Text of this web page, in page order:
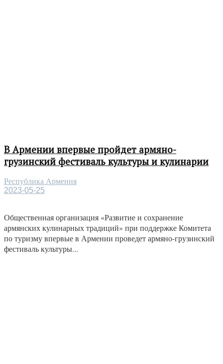
В Армении впервые пройдет армяно-
грузинский фестиваль культуры и кулинарии
Республика Армения
2023-05-25
Общественная организация «Развитие и сохранение
армянских кулинарных традиций» при поддержке Комитета
по туризму впервые в Армении проведет армяно-грузинский
фестиваль культуры...